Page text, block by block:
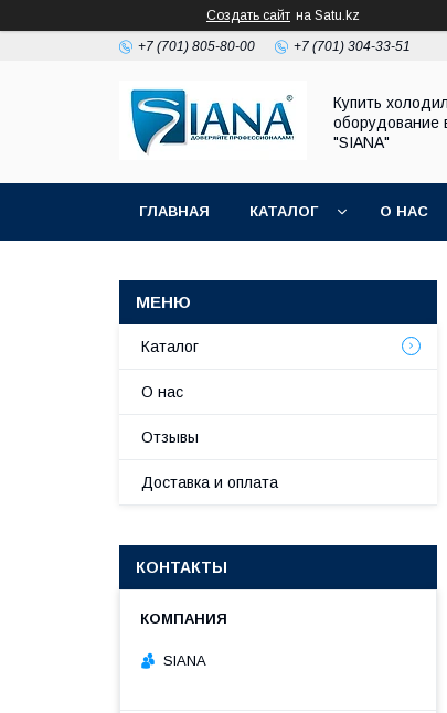
Создать сайт на Satu.kz
+7 (701) 805-80-00 +7 (701) 304-33-51
Купить
оборудование
"SIANA"
ГЛАВНАЯ КАТАЛОГ О НАС
Каталог
О нас
Отзывы
Доставка и оплата
КОНТАКТЫ
SIANA